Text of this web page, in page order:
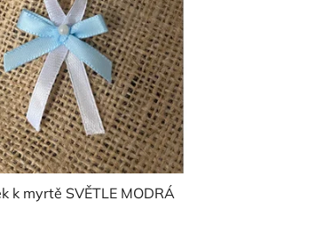
k myrtě SVĚTLE MODRÁ